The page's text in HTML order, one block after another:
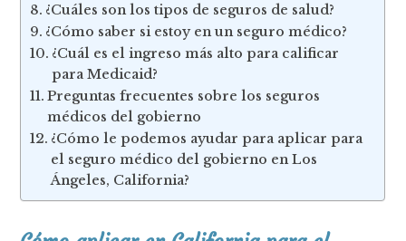
¿Cuáles son los tipos de seguros de salud?
¿Cómo saber si estoy en un seguro médico?
¿Cuál es el ingreso más alto para calificar
para Medicaid?
Preguntas frecuentes sobre los seguros
médicos del gobierno
¿Cómo le podemos ayudar para aplicar para
el seguro médico del gobierno en Los
Ángeles, California?